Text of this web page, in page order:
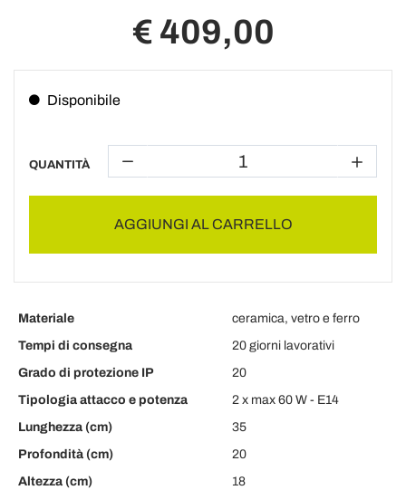
€ 409,00
Disponibile
QUANTITÀ
AGGIUNGI AL CARRELLO
Materiale
ceramica, vetro e ferro
Tempi di consegna
20 giorni lavorativi
Grado di protezione IP
20
Tipologia attacco e potenza
2 x max 60 W - E14
Lunghezza (cm)
35
Profondità (cm)
20
Altezza (cm)
18